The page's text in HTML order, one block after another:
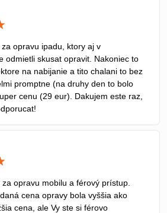
5
opravu ipadu, ktory aj v
odmietli skusat opravit. Nakoniec to
na nabijanie a tito chalani to bez
promptne (na druhy den to bolo
cenu (29 eur). Dakujem este raz,
5
opravu mobilu a férový prístup.
cena opravy bola vyššia ako
cena, ale Vy ste si férovo